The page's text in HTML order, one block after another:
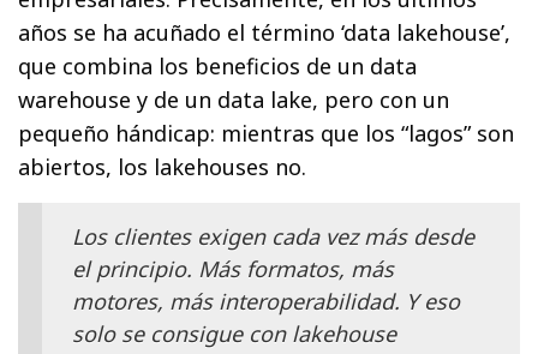
años se ha acuñado el término ‘data lakehouse’,
que combina los beneficios de un data
warehouse y de un data lake, pero con un
pequeño hándicap: mientras que los “lagos” son
abiertos, los lakehouses no.
Los clientes exigen cada vez más desde
el principio. Más formatos, más
motores, más interoperabilidad. Y eso
solo se consigue con lakehouse